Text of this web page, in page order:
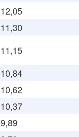
12,05
11,30
11,15
10,84
10,62
10,37
9,89